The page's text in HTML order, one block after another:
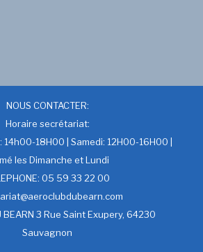
NOUS CONTACTER:
Horaire secrétariat:
18H00 | Samedi: 12H00-16H00 |
les Dimanche et Lundi
05 59 33 22 00
BEARN 3 Rue Saint Exupery, 64230
Sauvagnon